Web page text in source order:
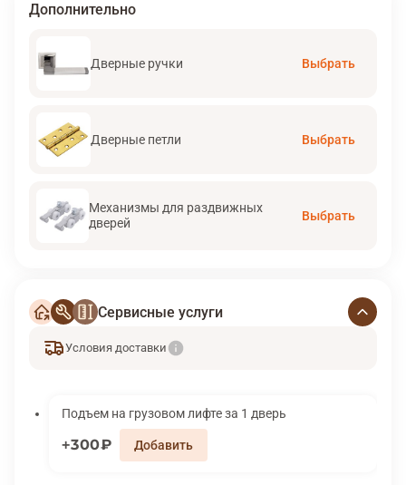
Дополнительно
Дверные ручки Выбрать
Дверные петли Выбрать
Механизмы для раздвижных
дверей
Выбрать
Сервисные услуги
Условия доставки
Подъем на грузовом лифте за 1 дверь
300₽